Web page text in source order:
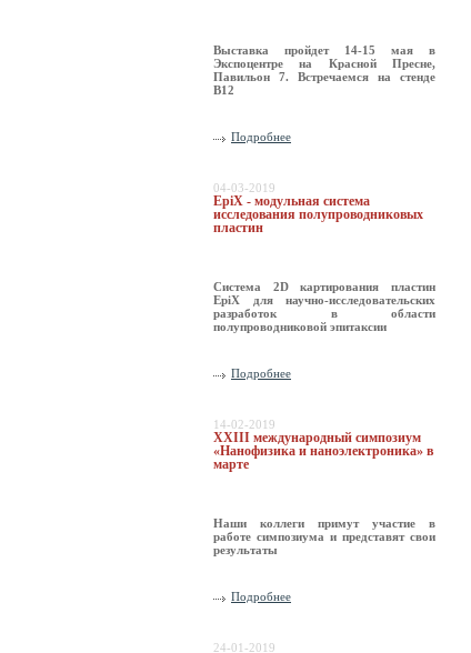
Выставка пройдет 14-15 мая в
Экспоцентре на Красной Пресне,
Павильон 7. Встречаемся на стенде
В12
Подробнее
04-03-2019
EpiX - модульная система
исследования полупроводниковых
пластин
Система 2D картирования пластин
EpiX для научно-исследовательских
разработок в области
полупроводниковой эпитаксии
Подробнее
14-02-2019
XXIII международный симпозиум
«Нанофизика и наноэлектроника» в
марте
Наши коллеги примут участие в
работе симпозиума и представят свои
результаты
Подробнее
24-01-2019